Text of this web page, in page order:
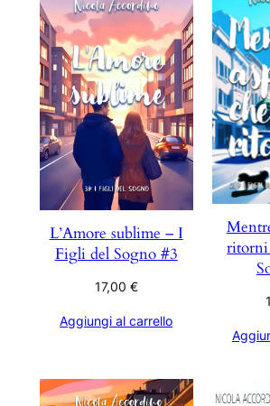
L’Amore sublime – I
Figli del Sogno #3
17,00 €
Aggiungi al carrello